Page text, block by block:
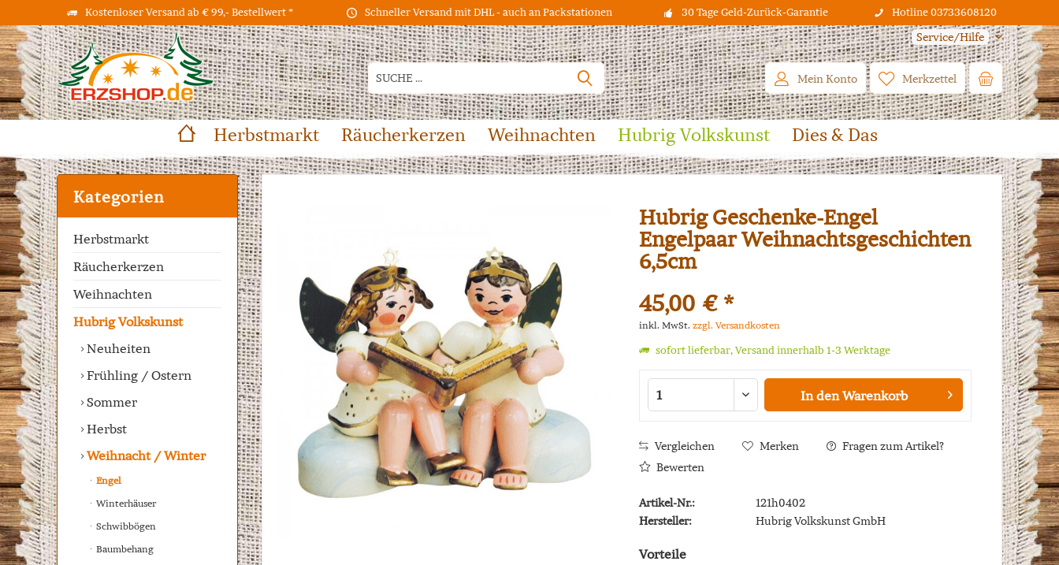
Kostenloser Versand ab € 99,- Bestellwert * Schneller Versand mit DHL - auch an Packstationen 30 Tage Geld-Zurück-Garantie Hotline 03733608120
Service/Hilfe
Merkzettel
Mein Konto
Herbstmarkt Räucherkerzen Weihnachten Hubrig Volkskunst Dies & Das
Kategorien
Herbstmarkt
Räucherkerzen
Weihnachten
Hubrig Volkskunst
Neuheiten
Frühling / Ostern
Sommer
Herbst
Weihnacht / Winter
Engel
Winterhäuser
Schwibbögen
Baumbehang
Hubrig Geschenke-Engel
Engelpaar Weihnachtsgeschichten
6,5cm
45,00 € *
inkl. MwSt. zzgl. Versandkosten
sofort lieferbar, Versand innerhalb 1-3 Werktage
In den Warenkorb
Vergleichen Merken
Fragen zum Artikel?
Bewerten
Artikel-Nr.:
121h0402
Hersteller:
Hubrig Volkskunst GmbH
Vorteile